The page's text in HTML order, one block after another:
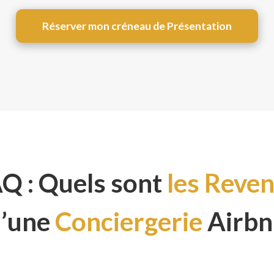
Réserver mon créneau de Présentation
: Quels sont les
Conciergerie